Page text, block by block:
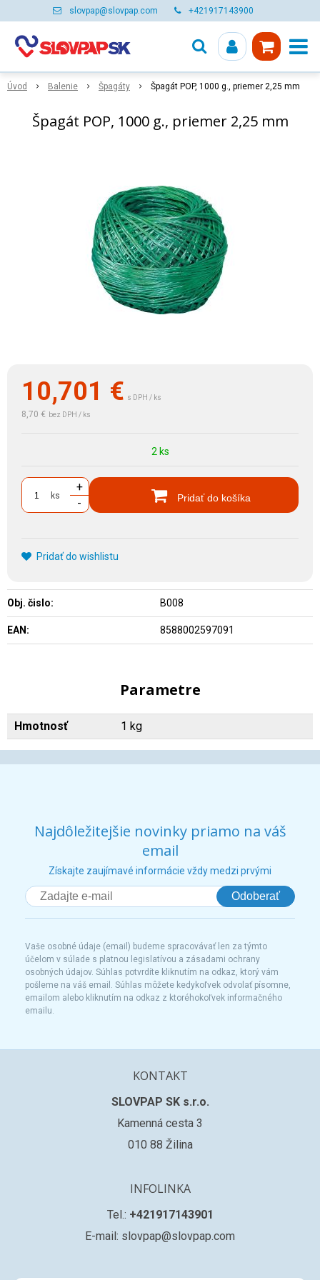
slovpap@slovpap.com +421917143900
Úvod Balenie Špagáty Špagát POP, 1000 g., priemer 2,25 mm
Špagát POP, 1000 g., priemer 2,25 mm
10,701 € s DPH / ks
8,70 € bez DPH / ks
2 ks
ks
+
-
Pridať do košíka
Pridať do wishlistu
Obj. čislo: B008
EAN: 8588002597091
Parametre
Hmotnosť 1 kg
Najdôležitejšie novinky priamo na váš
email
Získajte zaujímavé informácie vždy medzi prvými
Odoberať
Vaše osobné údaje (email) budeme spracovávať len za týmto
účelom v súlade s platnou legislatívou a zásadami ochrany
osobných údajov. Súhlas potvrdíte kliknutím na odkaz, ktorý vám
pošleme na váš email. Súhlas môžete kedykoľvek odvolať písomne,
emailom alebo kliknutím na odkaz z ktoréhokoľvek informačného
emailu.
KONTAKT
SLOVPAP SK s.r.o.
Kamenná cesta 3
010 88 Žilina
INFOLINKA
Tel.: +421917143901
E-mail: slovpap@slovpap.com